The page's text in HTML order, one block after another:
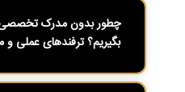
چطور بدون مدرک تخصصی
بگیریم؟ ترفندهای عملی و